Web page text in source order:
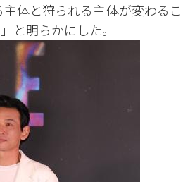
体と狩られる主体が変わるこ
と明らかにした。